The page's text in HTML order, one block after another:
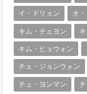
イ・ドリョン オ
キム・チェヨン
キム・ヒョウォン
チェ・ジョンウォン
チュ・ヨンマン